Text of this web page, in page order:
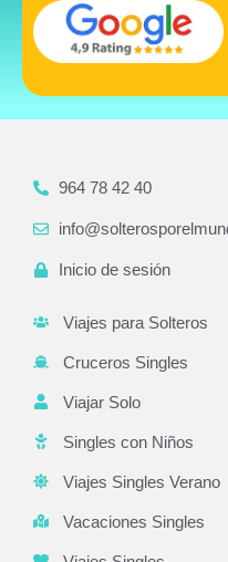
964 78 42 40
Inicio de sesión
Viajes para Solteros
Cruceros Singles
Viajar Solo
Singles con Niños
Viajes Singles Verano
Vacaciones Singles